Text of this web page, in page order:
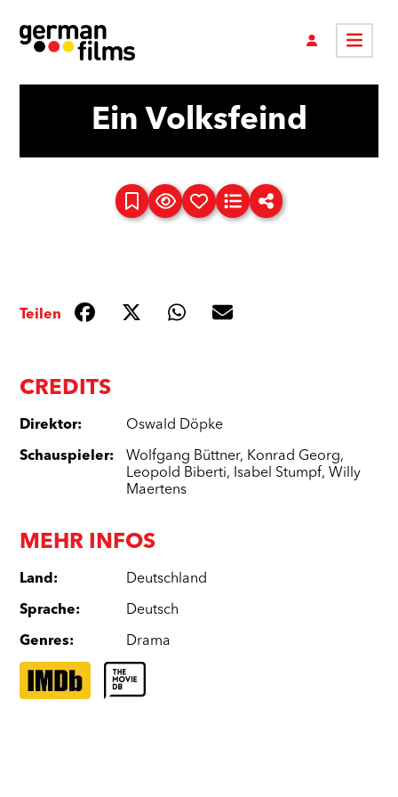
Ein Volksfeind
CREDITS
Direktor: Oswald Döpke
Schauspieler: Wolfgang Büttner, Konrad Georg,
Leopold Biberti, Isabel Stumpf, Willy
Maertens
MEHR INFOS
Land: Deutschland
Sprache: Deutsch
Genres: Drama
Teilen